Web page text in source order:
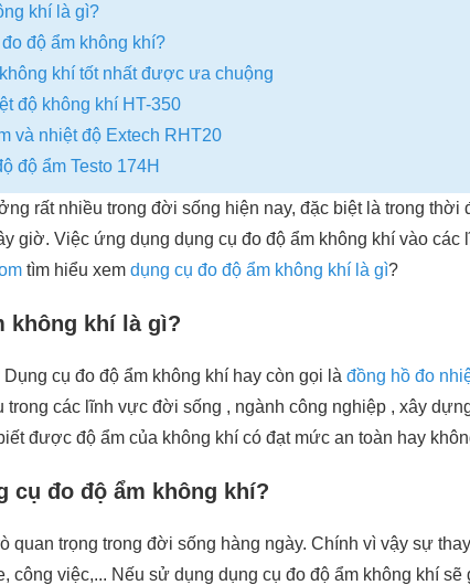
khí là gì?
độ ẩm không khí?
khí tốt nhất được ưa chuộng
độ không khí HT-350
và nhiệt độ Extech RHT20
độ ẩm Testo 174H
rất nhiều trong đời sống hiện nay, đặc biệt là trong thời
giờ. Việc ứng dụng dụng cụ đo độ ẩm không khí vào các
tìm hiểu xem dụng cụ đo độ ẩm không khí là gì?
không khí là gì?
cụ đo độ ẩm không khí hay còn gọi là đồng hồ đo
các lĩnh vực đời sống , ngành công nghiệp , xây
được độ ẩm của không khí có đạt mức an toàn hay
cụ đo độ ẩm không khí?
quan trọng trong đời sống hàng ngày. Chính vì vậy sự
việc,... Nếu sử dụng dụng cụ đo độ ẩm không khí sẽ